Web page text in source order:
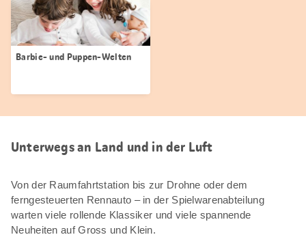
Barbie- und Puppen-Welten
Unterwegs an Land und in der Luft
Von der Raumfahrtstation bis zur Drohne oder dem
ferngesteuerten Rennauto – in der Spielwarenabteilung
warten viele rollende Klassiker und viele spannende
Neuheiten auf Gross und Klein.